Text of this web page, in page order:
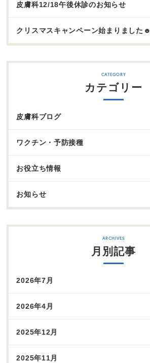
皮膚科12/18午後休診のお知らせ
クリスマスキャンペーン始まりました☻
カテゴリー
皮膚科ブログ
ワクチン・予防接種
お役立ち情報
お知らせ
月別記事
2026年7月
2026年4月
2025年12月
2025年11月